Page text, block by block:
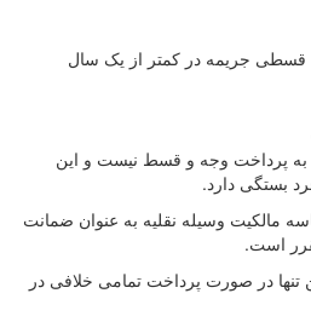
جریمه در کمتر از یک سال
پرداخت وجه و قسط نیست و این
بستگی دارد.
وسیله نقلیه به عنوان ضمانت
است.
در صورت پرداخت تمامی خلافی در